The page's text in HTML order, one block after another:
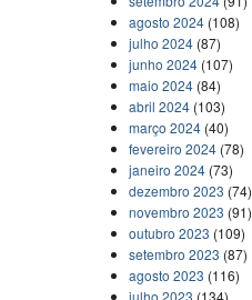
agosto 2024 (108)
julho 2024 (87)
junho 2024 (107)
maio 2024 (84)
abril 2024 (103)
março 2024 (40)
fevereiro 2024 (78)
janeiro 2024 (73)
dezembro 2023 (74)
novembro 2023 (91)
outubro 2023 (109)
setembro 2023 (87)
agosto 2023 (116)